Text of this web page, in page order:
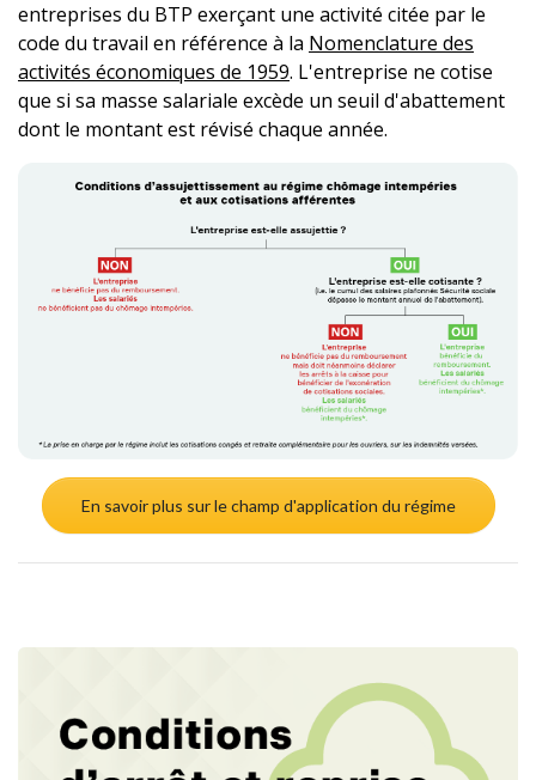
entreprises du BTP exerçant une activité citée par le
code du travail en référence à la Nomenclature des
activités économiques de 1959. L'entreprise ne cotise
que si sa masse salariale excède un seuil d'abattement
dont le montant est révisé chaque année.
En savoir plus sur le champ d'application du régime